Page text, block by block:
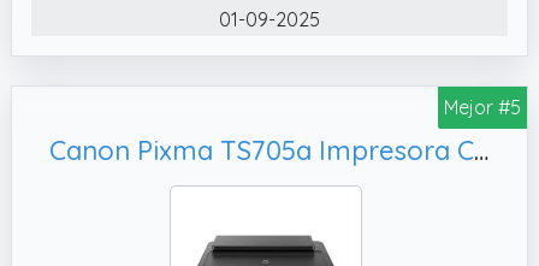
01-09-2025
Mejor #5
Canon Pixma TS705a Impresora Compacta,Sin escaner